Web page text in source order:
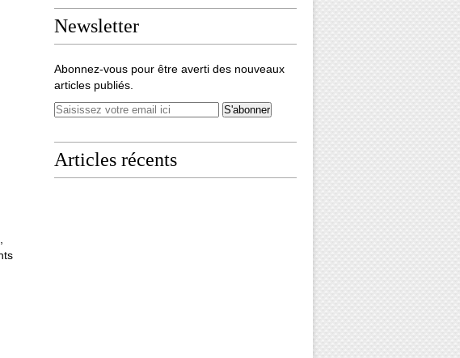
Newsletter
Abonnez-vous pour être averti des nouveaux
articles publiés.
Articles récents